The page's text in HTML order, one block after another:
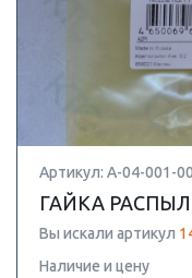
Артикул: A-04-001-
ГАЙКА
Вы искали артикул
Наличие и цену